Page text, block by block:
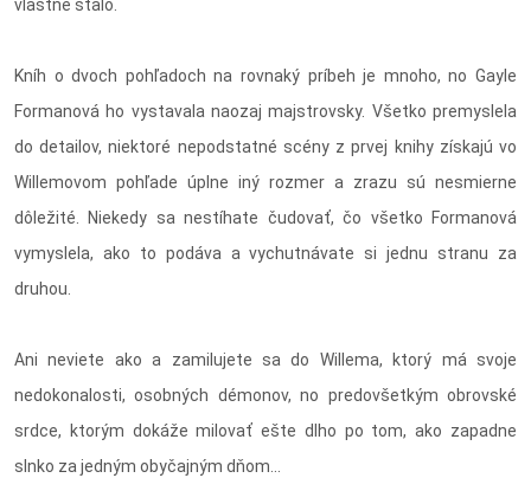
vlastne stalo.
Kníh o dvoch pohľadoch na rovnaký príbeh je mnoho, no Gayle
Formanová ho vystavala naozaj majstrovsky. Všetko premyslela
do detailov, niektoré nepodstatné scény z prvej knihy získajú vo
Willemovom pohľade úplne iný rozmer a zrazu sú nesmierne
dôležité. Niekedy sa nestíhate čudovať, čo všetko Formanová
vymyslela, ako to podáva a vychutnávate si jednu stranu za
druhou.
Ani neviete ako a zamilujete sa do Willema, ktorý má svoje
nedokonalosti, osobných démonov, no predovšetkým obrovské
srdce, ktorým dokáže milovať ešte dlho po tom, ako zapadne
slnko za jedným obyčajným dňom...